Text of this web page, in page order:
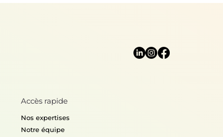
Accès rapide
Nos expertises
Notre équipe